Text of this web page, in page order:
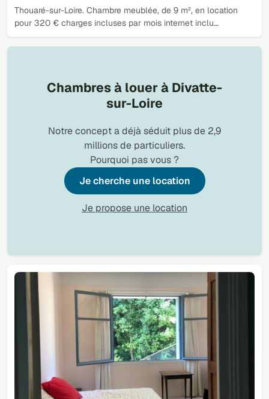
Thouaré-sur-Loire. Chambre meublée, de 9 m², en location
pour 320 € charges incluses par mois internet inclu…
Chambres à louer à Divatte-
sur-Loire
Notre concept a déjà séduit plus de 2,9
millions de particuliers.
Pourquoi pas vous ?
Je cherche une location
Je propose une location